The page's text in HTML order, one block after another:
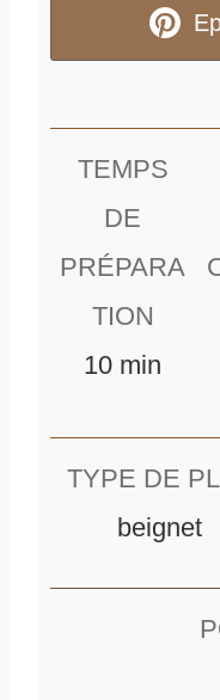
TEMPS
DE
PRÉPARA
TION
10m
n
u
min
TYPE DE
beignet